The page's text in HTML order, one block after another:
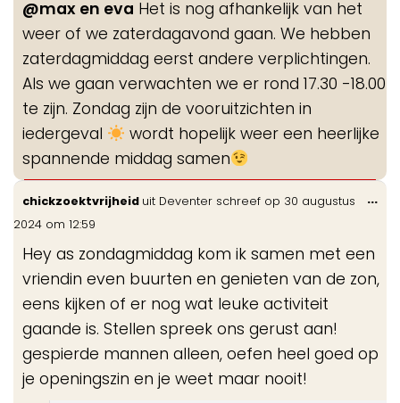
@max en eva Het is nog afhankelijk van het
weer of we zaterdagavond gaan. We hebben
zaterdagmiddag eerst andere verplichtingen.
Als we gaan verwachten we er rond 17.30 -18.00
te zijn. Zondag zijn de vooruitzichten in
iedergeval
wordt hopelijk weer een heerlijke
spannende middag samen
chickzoektvrijheid uit Deventer schreef op 30 augustus
2024 om 12:59
Hey as zondagmiddag kom ik samen met een
vriendin even buurten en genieten van de zon,
eens kijken of er nog wat leuke activiteit
gaande is. Stellen spreek ons gerust aan!
gespierde mannen alleen, oefen heel goed op
je openingszin en je weet maar nooit!
...